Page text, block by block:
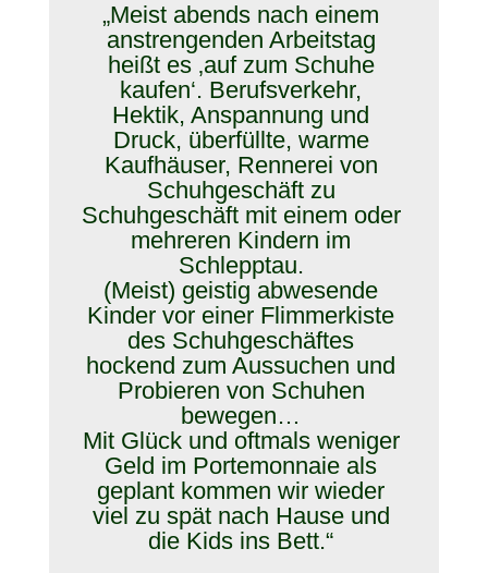
„Meist abends nach einem
anstrengenden Arbeitstag
heißt es ‚auf zum Schuhe
kaufen‘. Berufsverkehr,
Hektik, Anspannung und
Druck, überfüllte, warme
Kaufhäuser, Rennerei von
Schuhgeschäft zu
Schuhgeschäft mit einem oder
mehreren Kindern im
Schlepptau.
(Meist) geistig abwesende
Kinder vor einer Flimmerkiste
des Schuhgeschäftes
hockend zum Aussuchen und
Probieren von Schuhen
bewegen…
Mit Glück und oftmals weniger
Geld im Portemonnaie als
geplant kommen wir wieder
viel zu spät nach Hause und
die Kids ins Bett.“